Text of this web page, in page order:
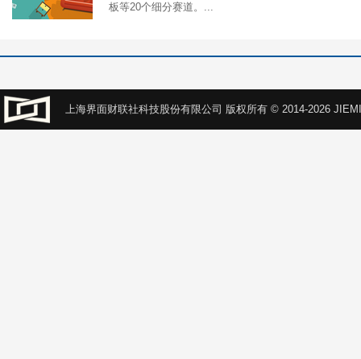
板等20个细分赛道。...
上海界面财联社科技股份有限公司 版权所有 © 2014-2026